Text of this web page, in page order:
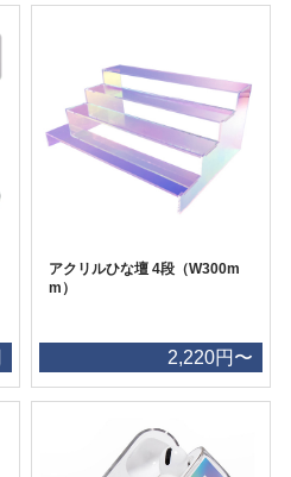
アクリルひな壇 4段（W300m
m）
2,220円〜